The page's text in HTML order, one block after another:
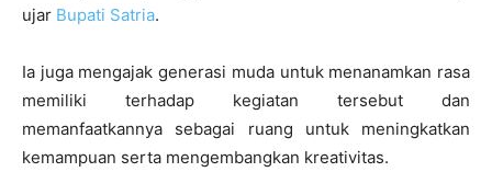
ujar Bupati Satria.
Ia juga mengajak generasi muda untuk menanamkan rasa
memiliki terhadap kegiatan tersebut dan
memanfaatkannya sebagai ruang untuk meningkatkan
kemampuan serta mengembangkan kreativitas.